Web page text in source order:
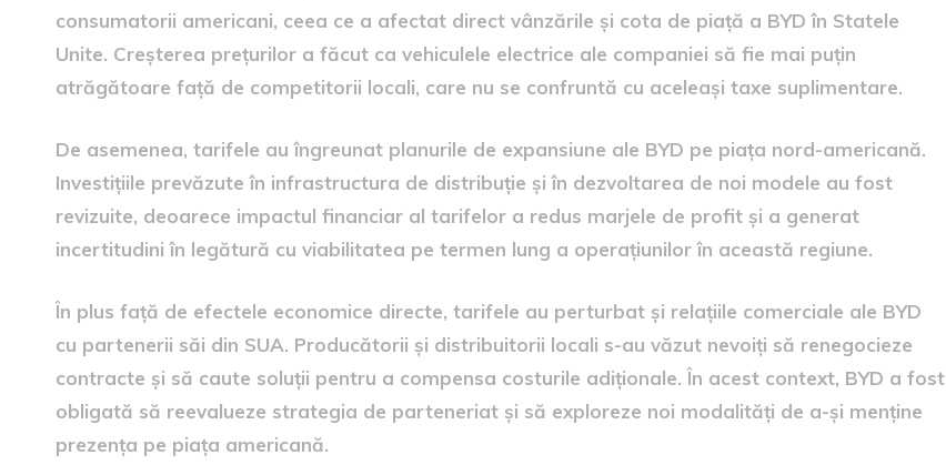
consumatorii americani, ceea ce a afectat direct vânzările și cota de piață a BYD în Statele
Unite. Creșterea prețurilor a făcut ca vehiculele electrice ale companiei să fie mai puțin
atrăgătoare față de competitorii locali, care nu se confruntă cu aceleași taxe suplimentare.
De asemenea, tarifele au îngreunat planurile de expansiune ale BYD pe piața nord-americană.
Investițiile prevăzute în infrastructura de distribuție și în dezvoltarea de noi modele au fost
revizuite, deoarece impactul financiar al tarifelor a redus marjele de profit și a generat
incertitudini în legătură cu viabilitatea pe termen lung a operațiunilor în această regiune.
În plus față de efectele economice directe, tarifele au perturbat și relațiile comerciale ale BYD
cu partenerii săi din SUA. Producătorii și distribuitorii locali s-au văzut nevoiți să renegocieze
contracte și să caute soluții pentru a compensa costurile adiționale. În acest context, BYD a fost
obligată să reevalueze strategia de parteneriat și să exploreze noi modalități de a-și menține
prezența pe piața americană.